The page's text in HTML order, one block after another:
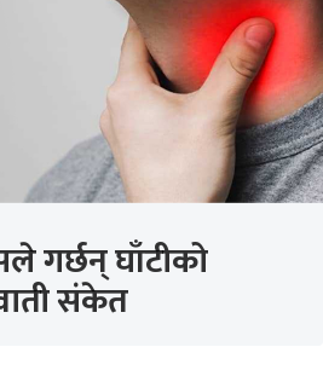
गर्छन् घाँटीको
संकेत